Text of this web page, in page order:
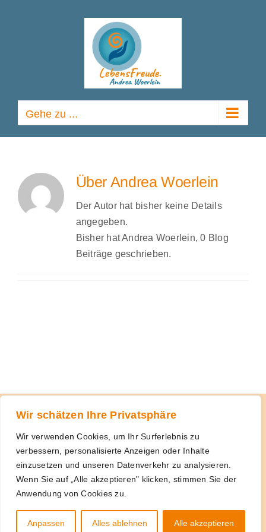
Wir schätzen Ihre Privatsphäre
Wir verwenden Cookies, um Ihr Surferlebnis zu
verbessern, personalisierte Anzeigen oder Inhalte
einzusetzen und unseren Datenverkehr zu analysieren.
Wenn Sie auf „Alle akzeptieren" klicken, stimmen Sie der
Anwendung von Cookies zu.
Anpassen Alles ablehnen Alle akzeptieren
Gehe zu ...
Über Andrea Woerlein
Der Autor hat bisher keine Details
angegeben.
Bisher hat Andrea Woerlein, 0 Blog
Beiträge geschrieben.
Datenschutzhinweise
Rechtliche Hinweise